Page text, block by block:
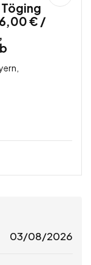
€ /
03/08/2026